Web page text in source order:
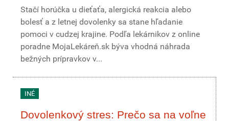
Stačí horúčka u dieťaťa, alergická reakcia alebo
bolesť a z letnej dovolenky sa stane hľadanie
pomoci v cudzej krajine. Podľa lekárnikov z online
poradne MojaLekáreň.sk býva vhodná náhrada
bežných prípravkov v...
INÉ
Dovolenkový stres: Prečo sa na voľne